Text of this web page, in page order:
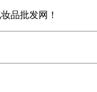
品批发网！